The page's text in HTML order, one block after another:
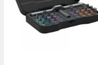
đen sang trọng đẳng
cách của người dùng.